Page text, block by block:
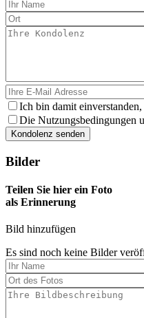
Ich bin damit
Die Nutzungsbedingungen
Bilder
Teilen Sie hier ein Foto
als Erinnerung
Bild hinzufügen
Es sind noch keine Bilder